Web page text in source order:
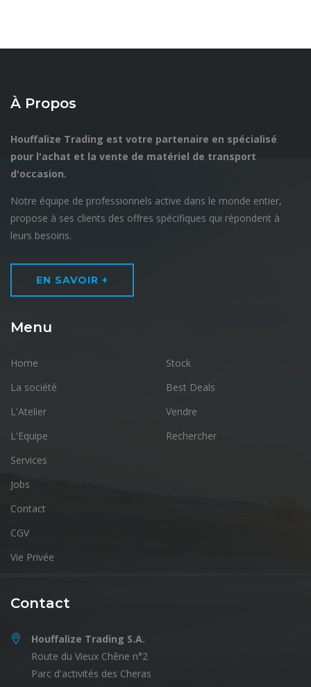
À Propos
Houffalize Trading est votre partenaire en spécialisé
pour l'achat et la vente de matériel de transport
d'occasion.
Notre équipe de professionnels active dans le monde entier,
propose à ses clients des offres spécifiques qui répondent à
leurs besoins.
EN SAVOIR +
Menu
Home
La société
L'Atelier
L'Equipe
Services
Jobs
Contact
CGV
Vie Privée
Stock
Best Deals
Vendre
Rechercher
Contact
Houffalize Trading S.A.
Route du Vieux Chêne n°2
Parc d'activités des Cheras